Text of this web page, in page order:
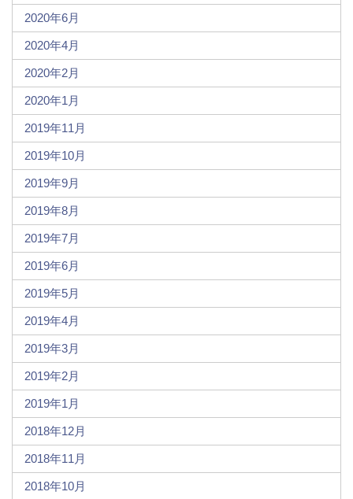
2020年6月
2020年4月
2020年2月
2020年1月
2019年11月
2019年10月
2019年9月
2019年8月
2019年7月
2019年6月
2019年5月
2019年4月
2019年3月
2019年2月
2019年1月
2018年12月
2018年11月
2018年10月